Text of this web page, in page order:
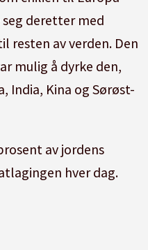
deretter med
resten av verden. Den
mulig å dyrke den,
India, Kina og Sørøst-
av jordens
hver dag.